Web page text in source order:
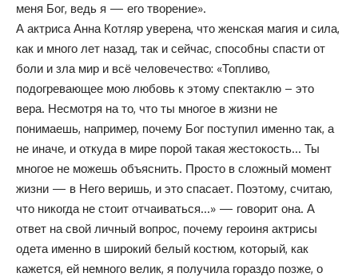
меня Бог, ведь я — его творение».
А актриса Анна Котляр уверена, что женская магия и сила,
как и много лет назад, так и сейчас, способны спасти от
боли и зла мир и всё человечество: «Топливо,
подогревающее мою любовь к этому спектаклю – это
вера. Несмотря на то, что ты многое в жизни не
понимаешь, например, почему Бог поступил именно так, а
не иначе, и откуда в мире порой такая жестокость… Ты
многое не можешь объяснить. Просто в сложный момент
жизни — в Него веришь, и это спасает. Поэтому, считаю,
что никогда не стоит отчаиваться…» — говорит она. А
ответ на свой личный вопрос, почему героиня актрисы
одета именно в широкий белый костюм, который, как
кажется, ей немного велик, я получила гораздо позже, о